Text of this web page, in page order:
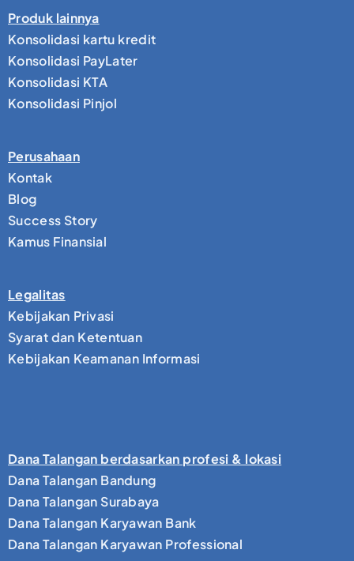
Produk lainnya
Konsolidasi kartu kredit
Konsolidasi PayLater
Konsolidasi KTA
Konsolidasi Pinjol
Perusahaan
Kontak
Blog
Success Story
Kamus Finansial
Legalitas
Kebijakan Privasi
Syarat dan Ketentuan
Kebijakan Keamanan Informasi
Dana Talangan berdasarkan profesi & lokasi
Dana Talangan Bandung
Dana Talangan Surabaya
Dana Talangan Karyawan Bank
Dana Talangan Karyawan Professional